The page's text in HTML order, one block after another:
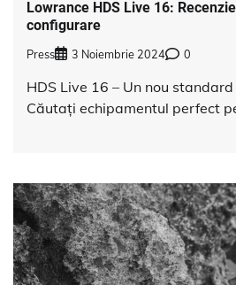
Lowrance HDS Live 16:
configurare
Press 3 Noiembrie 2024 0
HDS Live 16 – Un nou
Căutați echipamentul perfect